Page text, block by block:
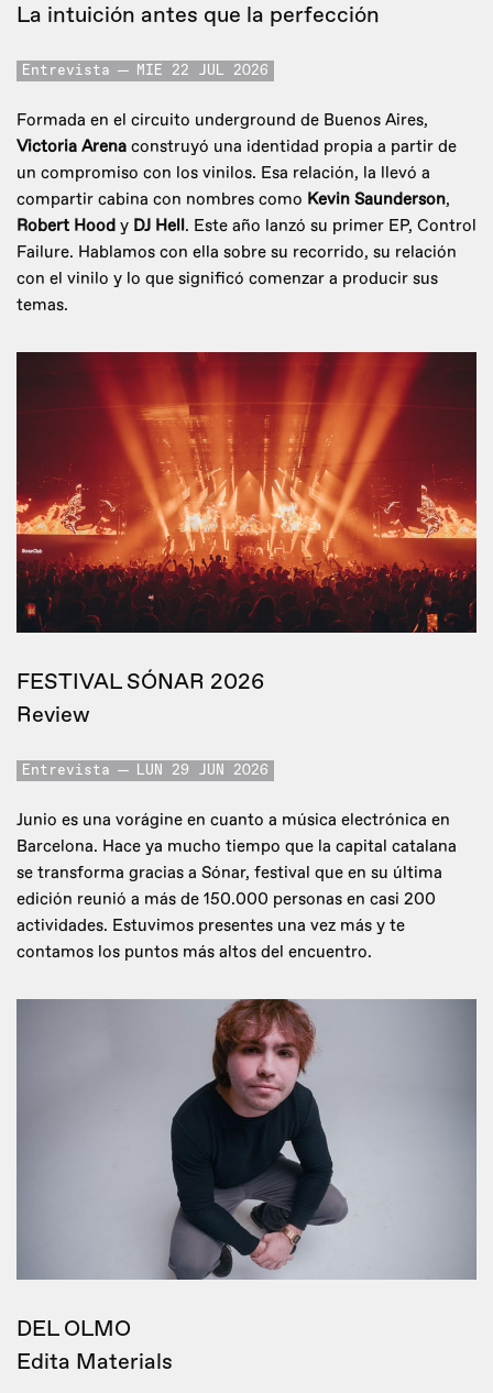
La intuición antes que la perfección
Entrevista MIE 22 JUL 2026
Formada en el circuito underground de Buenos Aires,
Victoria Arena construyó una identidad propia a partir de
un compromiso con los vinilos. Esa relación, la llevó a
compartir cabina con nombres como Kevin Saunderson,
Robert Hood y DJ Hell. Este año lanzó su primer EP, Control
Failure. Hablamos con ella sobre su recorrido, su relación
con el vinilo y lo que significó comenzar a producir sus
temas.
FESTIVAL SÓNAR 2026
Review
Entrevista LUN 29 JUN 2026
Junio es una vorágine en cuanto a música electrónica en
Barcelona. Hace ya mucho tiempo que la capital catalana
se transforma gracias a Sónar, festival que en su última
edición reunió a más de 150.000 personas en casi 200
actividades. Estuvimos presentes una vez más y te
contamos los puntos más altos del encuentro.
DEL OLMO
Edita Materials